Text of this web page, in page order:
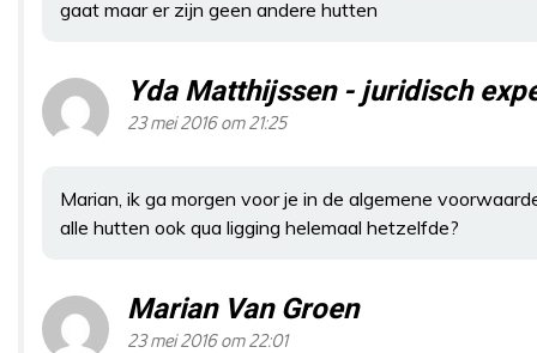
gaat maar er zijn geen andere hutten
Yda Matthijssen - juridisch
23 mei 2016 om 21:25
Marian, ik ga morgen voor je in de algemene
alle hutten ook qua ligging helemaal hetzelfde?
Marian Van Groen
23 mei 2016 om 22:01